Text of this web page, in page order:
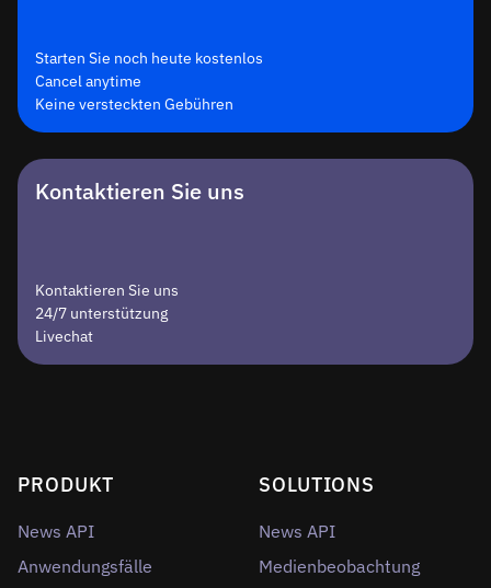
Starten Sie noch heute kostenlos
Cancel anytime
Keine versteckten Gebühren
Kontaktieren Sie uns
Kontaktieren Sie uns
24/7 unterstützung
Livechat
PRODUKT
News API
Anwendungsfälle
SOLUTIONS
News API
Medienbeobachtung